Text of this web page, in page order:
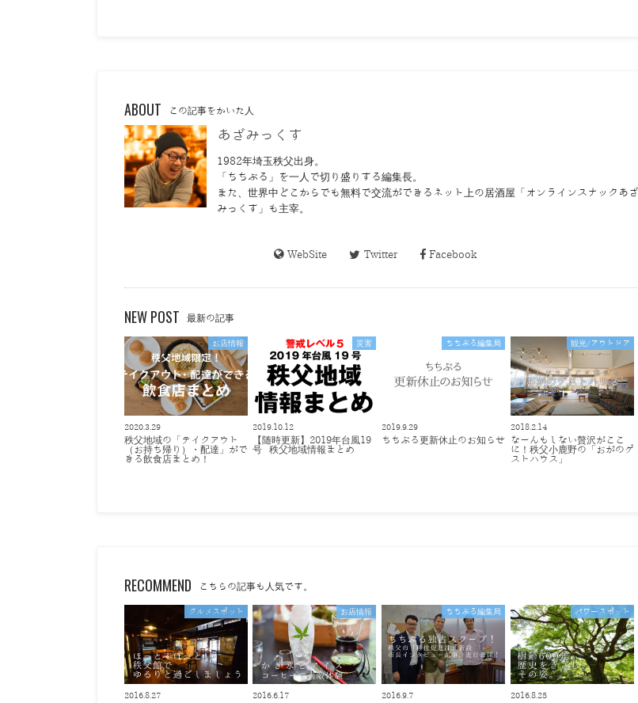
ABOUT この記事をかいた人
あざみっくす
1982年埼玉秩父出身。
「ちちぶる」を一人で切り盛りする編集長。
また、世界中どこからでも無料で交流ができるネット上の居酒屋「オンラインスナックあざ
みっくす」も主宰。
WebSite Twitter Facebook
NEW POST 最新の記事
お店情報
2020.3.29
秩父地域の「テイクアウト
（お持ち帰り）・配達」がで
きる飲食店まとめ！
災害
2019.10.12
【随時更新】2019年台風19
号 秩父地域情報まとめ
ちちぶる編集局
2019.9.29
ちちぶる更新休止のお知らせ
観光/アウトドア
2018.2.14
なーんもしない贅沢がここ
に！秩父小鹿野の「おがのゲ
ストハウス」
RECOMMEND こちらの記事も人気です。
グルメスポット
2016.8.27
お店情報
2016.6.17
ちちぶる編集局
2016.9.7
パワースポット
2016.8.25